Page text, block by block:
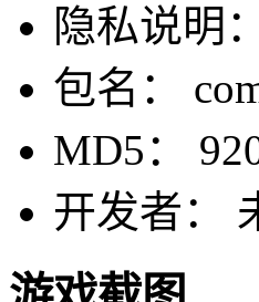
隐私说明：
包名：
MD5：
开发者：